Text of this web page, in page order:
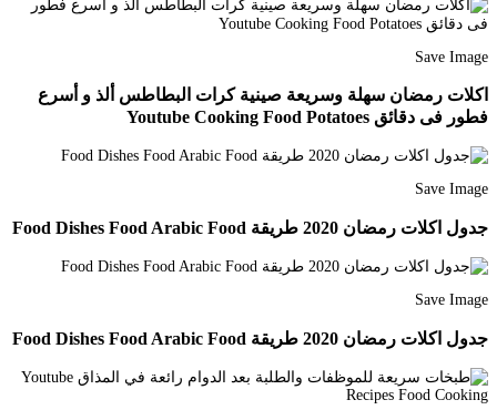
Save Image
اكلات رمضان سهلة وسريعة صينية كرات البطاطس ألذ و أسرع
فطور فى دقائق Youtube Cooking Food Potatoes
Save Image
جدول اكلات رمضان 2020 طريقة Food Dishes Food Arabic Food
Save Image
جدول اكلات رمضان 2020 طريقة Food Dishes Food Arabic Food